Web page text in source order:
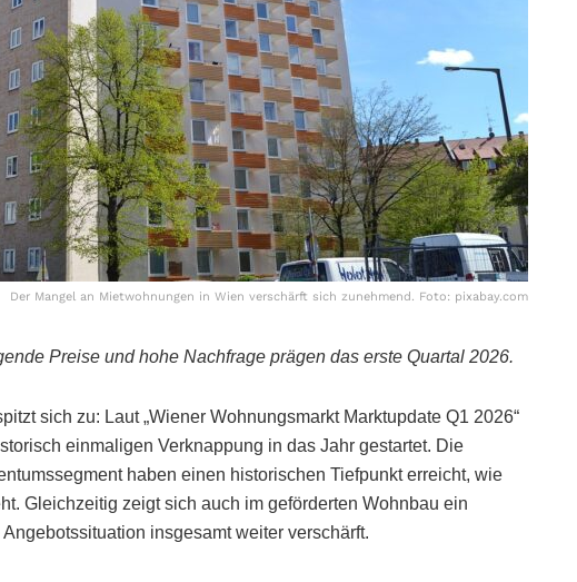
Der Mangel an Mietwohnungen in Wien verschärft sich zunehmend. Foto: pixabay.com
Preise und hohe Nachfrage prägen das erste Quartal 2026.
sich zu: Laut „Wiener Wohnungsmarkt Marktupdate Q1 2026“
einmaligen Verknappung in das Jahr gestartet. Die
haben einen historischen Tiefpunkt erreicht, wie
Gleichzeitig zeigt sich auch im geförderten Wohnbau ein
insgesamt weiter verschärft.